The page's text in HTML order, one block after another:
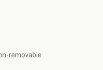
removable